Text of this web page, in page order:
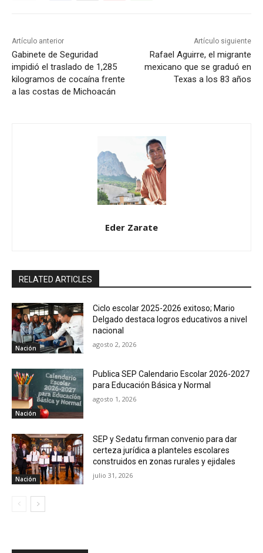
Artículo anterior
Gabinete de Seguridad
impidió el traslado de 1,285
kilogramos de cocaína frente
a las costas de Michoacán
Artículo siguiente
Rafael Aguirre, el migrante
mexicano que se graduó en
Texas a los 83 años
Eder Zarate
RELATED ARTICLES
Nación
Ciclo escolar 2025-2026 exitoso; Mario
Delgado destaca logros educativos a nivel
nacional
agosto 2, 2026
Nación
Publica SEP Calendario Escolar 2026-2027
para Educación Básica y Normal
agosto 1, 2026
Nación
SEP y Sedatu firman convenio para dar
certeza jurídica a planteles escolares
construidos en zonas rurales y ejidales
julio 31, 2026